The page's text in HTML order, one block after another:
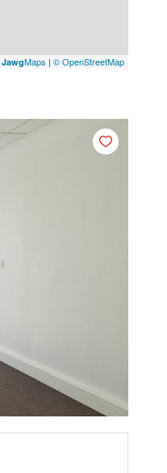
JawgMaps | © OpenStreetMap